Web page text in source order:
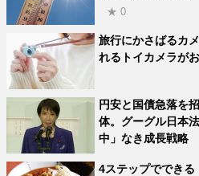
★ 0
旅行にかさばるカ
れるトイカメラが
円安と国債急落を
体。グーグル日本
中」なき成長戦略
4ステップででき